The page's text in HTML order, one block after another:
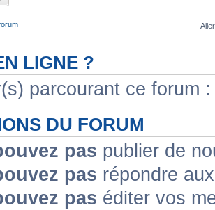
LIGNE ?
parcourant ce forum
DU FORUM
pas publier de
pas répondre
pas éditer vos